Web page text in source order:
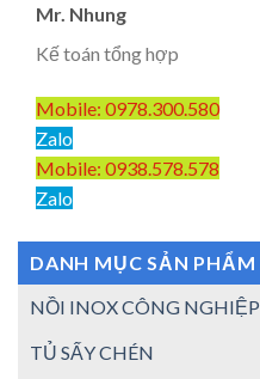
Mr. Nhung
Kế toán tổng hợp
Mobile: 0978.300.580
Zalo
Mobile: 0938.578.578
Zalo
DANH MỤC SẢN PHẨM
NỒI INOX CÔNG NGHIỆP
TỦ SẤY CHÉN